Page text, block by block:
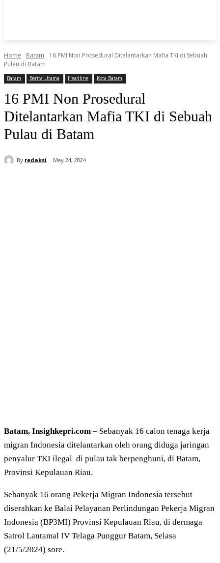
Home Batam
16 PMI Non Prosedural Ditelantarkan Mafia TKI di Sebuah
Pulau di Batam
Batam Berita Utama Headline Kota Batam
16 PMI Non Prosedural
Ditelantarkan Mafia TKI di Sebuah
Pulau di Batam
By redaksi May 24, 2024
Batam, Insighkepri.com – Sebanyak 16 calon tenaga kerja
migran Indonesia ditelantarkan oleh orang diduga jaringan
penyalur TKI ilegal di pulau tak berpenghuni, di Batam,
Provinsi Kepulauan Riau.
Sebanyak 16 orang Pekerja Migran Indonesia tersebut
diserahkan ke Balai Pelayanan Perlindungan Pekerja Migran
Indonesia (BP3MI) Provinsi Kepulauan Riau, di dermaga
Satrol Lantamal IV Telaga Punggur Batam, Selasa
(21/5/2024) sore.